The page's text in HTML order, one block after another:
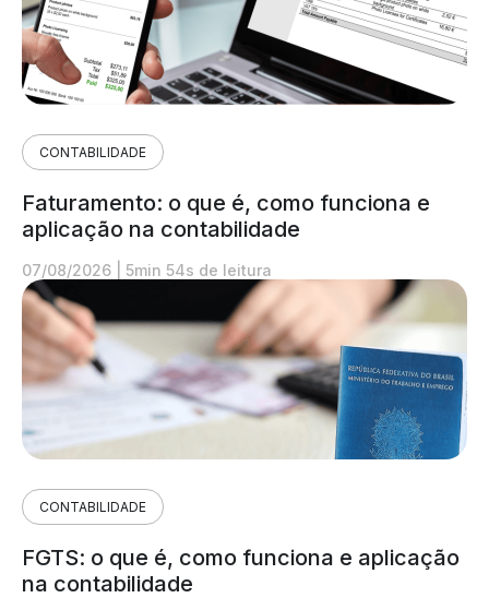
CONTABILIDADE
Faturamento: o que é, como funciona e
aplicação na contabilidade
07/08/2026 5min 54s de leitura
CONTABILIDADE
FGTS: o que é, como funciona e aplicação
na contabilidade